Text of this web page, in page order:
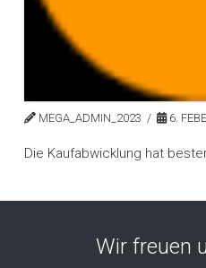
MEGA_ADMIN_2023 6.
Die Kaufabwicklung hat
Wir freuen